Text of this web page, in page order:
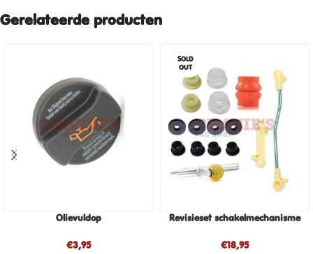
Gerelateerde producten
Olievuldop
€3,95
SOLD
OUT
Revisieset schakelmechanisme
€18,95